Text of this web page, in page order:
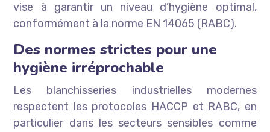
vise à garantir un niveau d’hygiène optimal,
conformément à la norme EN 14065 (RABC).
Des normes strictes pour une
hygiène irréprochable
Les blanchisseries industrielles modernes
respectent les protocoles HACCP et RABC, en
particulier dans les secteurs sensibles comme